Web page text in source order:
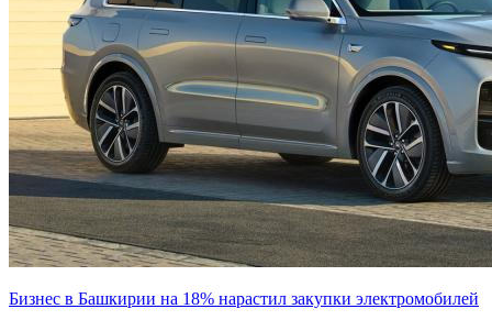
Бизнес в Башкирии на 18% нарастил закупки электромобилей